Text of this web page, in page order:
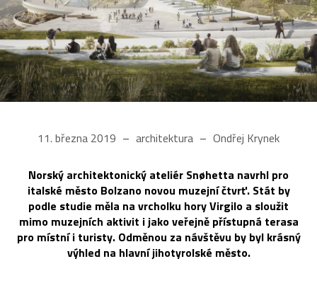
11. března 2019 architektura Ondřej Krynek
Norský architektonický ateliér Snøhetta navrhl pro
italské město Bolzano novou muzejní čtvrť. Stát by
podle studie měla na vrcholku hory Virgilo a sloužit
mimo muzejních aktivit i jako veřejně přístupná terasa
pro místní i turisty. Odměnou za návštěvu by byl krásný
výhled na hlavní jihotyrolské město.